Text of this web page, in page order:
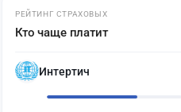
РЕЙТИНГ СТРАХОВЫХ
Кто чаще платит
Интертич